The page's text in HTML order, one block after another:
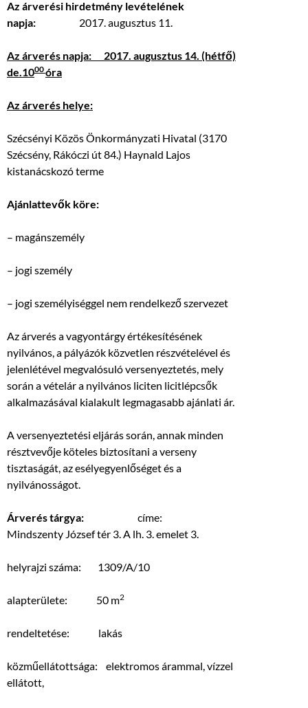
Az árverési hirdetmény levételének
napja: 2017. augusztus 11.
Az árverés napja: 2017. augusztus 14. (hétfő)
de.1000óra
Az árverés helye:
Szécsényi Közös Önkormányzati Hivatal (3170
Szécsény, Rákóczi út 84.) Haynald Lajos
kistanácskozó terme
Ajánlattevők köre:
– magánszemély
– jogi személy
– jogi személyiséggel nem rendelkező szervezet
Az árverés a vagyontárgy értékesítésének
nyilvános, a pályázók közvetlen részvételével és
jelenlétével megvalósuló versenyeztetés, mely
során a vételár a nyilvános liciten licitlépcsők
alkalmazásával kialakult legmagasabb ajánlati ár.
A versenyeztetési eljárás során, annak minden
résztvevője köteles biztosítani a verseny
tisztaságát, az esélyegyenlőséget és a
nyilvánosságot.
Árverés tárgya: címe:
Mindszenty József tér 3. A lh. 3. emelet 3.
helyrajzi száma: 1309/A/10
alapterülete: 50 m2
rendeltetése: lakás
közműellátottsága: elektromos árammal, vízzel
ellátott,